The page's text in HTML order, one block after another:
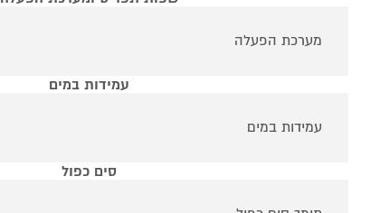
מערכת הפעלה
עמידות במים
עמידות במים
סים כפול